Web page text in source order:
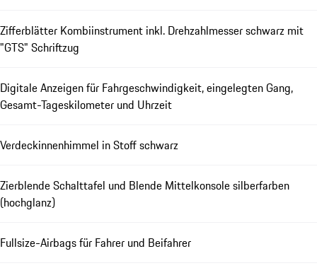
Zifferblätter Kombiinstrument inkl. Drehzahlmesser schwarz mit
"GTS" Schriftzug
Digitale Anzeigen für Fahrgeschwindigkeit, eingelegten Gang,
Gesamt-Tageskilometer und Uhrzeit
Verdeckinnenhimmel in Stoff schwarz
Zierblende Schalttafel und Blende Mittelkonsole silberfarben
(hochglanz)
Fullsize-Airbags für Fahrer und Beifahrer